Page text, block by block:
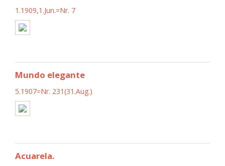
1.1909,1.Jun.=Nr. 7
Mundo elegante
5.1907=Nr. 231(31.Aug.)
Acuarela.